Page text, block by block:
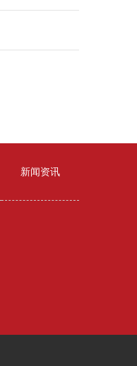
新闻资讯